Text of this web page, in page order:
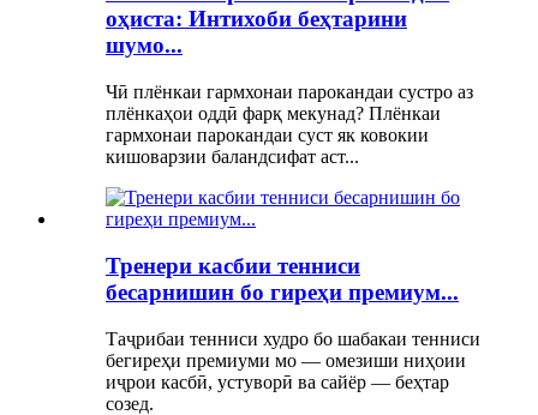
оҳиста: Интихоби беҳтарини
шумо...
Чӣ плёнкаи гармхонаи парокандаи сустро аз
плёнкаҳои оддӣ фарқ мекунад? Плёнкаи
гармхонаи парокандаи суст як ковокии
кишоварзии баландсифат аст...
Тренери касбии тенниси
бесарнишин бо гиреҳи премиум...
Таҷрибаи тенниси худро бо шабакаи тенниси
бегиреҳи премиуми мо — омезиши ниҳоии
иҷрои касбӣ, устуворӣ ва сайёр — беҳтар
созед.